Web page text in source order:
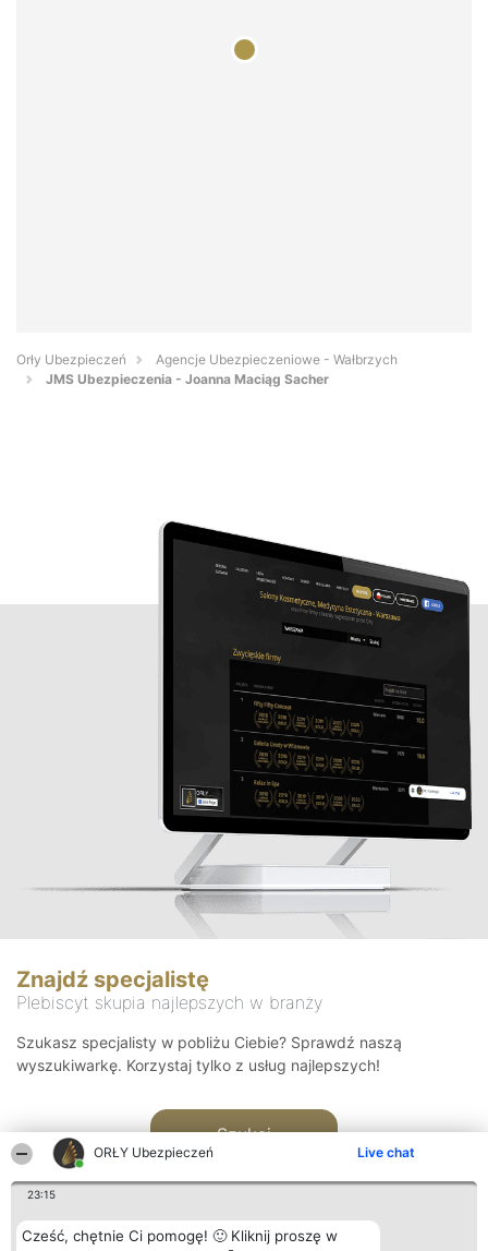
ORŁY Ubezpieczeń Live chat
23:15
Cześć, chętnie Ci pomogę! 🙂 Kliknij proszę w
Orły Ubezpieczeń
Agencje Ubezpieczeniowe - Wałbrzych
JMS Ubezpieczenia - Joanna Maciąg Sacher
Znajdź specjalistę
Plebiscyt skupia najlepszych w branży
Szukasz specjalisty w pobliżu Ciebie? Sprawdź naszą
wyszukiwarkę. Korzystaj tylko z usług najlepszych!
Szukaj